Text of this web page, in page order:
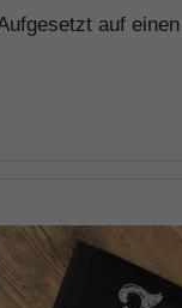
auf